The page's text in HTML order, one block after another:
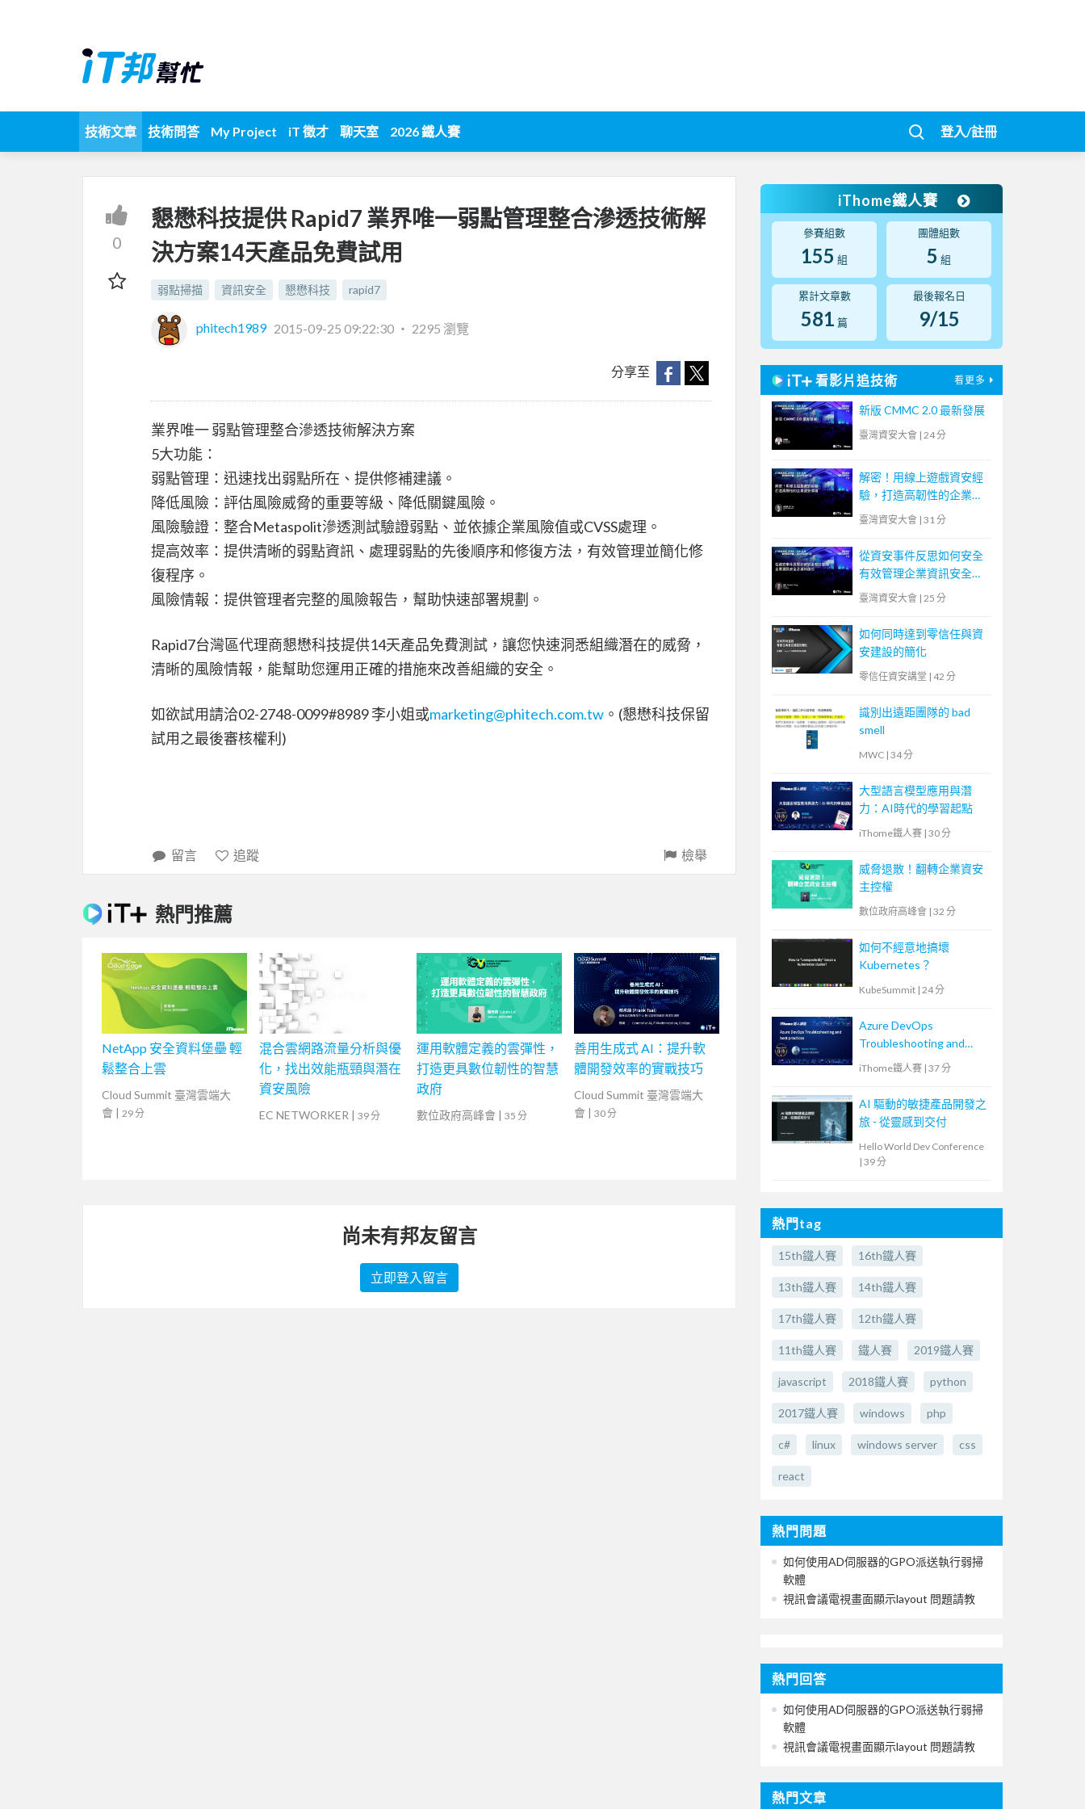
技術文章 技術問答 My Project iT 徵才 聊天室 2026 鐵人賽 登入/註冊
0
懇懋科技提供 Rapid7 業界唯一弱點管理整合滲透技術解
決方案14天產品免費試用
弱點掃描 資訊安全 懇懋科技 rapid7
phitech1989 2015-09-25 09:22:30 ‧ 2295 瀏覽
分享至
業界唯一 弱點管理整合滲透技術解決方案
5大功能：
弱點管理：迅速找出弱點所在、提供修補建議。
降低風險：評估風險威脅的重要等級、降低關鍵風險。
風險驗證：整合Metaspolit滲透測試驗證弱點、並依據企業風險值或CVSS處理。
提高效率：提供清晰的弱點資訊、處理弱點的先後順序和修復方法，有效管理並簡化修
復程序。
風險情報：提供管理者完整的風險報告，幫助快速部署規劃。
Rapid7台灣區代理商懇懋科技提供14天產品免費測試，讓您快速洞悉組織潛在的威脅，
清晰的風險情報，能幫助您運用正確的措施來改善組織的安全。
如欲試用請洽02-2748-0099#8989 李小姐或marketing@phitech.com.tw 。(懇懋科技保留
試用之最後審核權利)
留言 追蹤 檢舉
熱門推薦
NetApp 安全資料堡壘 輕
鬆整合上雲
Cloud Summit 臺灣雲端大
會 | 29 分
混合雲網路流量分析與優
化，找出效能瓶頸與潛在
資安風險
EC NETWORKER | 39 分
運用軟體定義的雲彈性，
打造更具數位韌性的智慧
政府
數位政府高峰會 | 35 分
善用生成式 AI：提升軟
體開發效率的實戰技巧
Cloud Summit 臺灣雲端大
會 | 30 分
尚未有邦友留言
立即登入留言
iThome鐵人賽
參賽組數
155 組
團體組數
5 組
累計文章數
581 篇
最後報名日
9/15
看影片追技術 看更多
新版 CMMC 2.0 最新發展
臺灣資安大會 | 24 分
解密！用線上遊戲資安經
驗，打造高韌性的企業資
安環境
臺灣資安大會 | 31 分
從資安事件反思如何安全
有效管理企業資訊安全及
資料備份
臺灣資安大會 | 25 分
如何同時達到零信任與資
安建設的簡化
零信任資安講堂 | 42 分
識別出遠距團隊的 bad
smell
MWC | 34 分
大型語言模型應用與潛
力：AI時代的學習起點
iThome鐵人賽 | 30 分
威脅退散！翻轉企業資安
主控權
數位政府高峰會 | 32 分
如何不經意地搞壞
Kubernetes？
KubeSummit | 24 分
Azure DevOps
Troubleshooting and
best practices
iThome鐵人賽 | 37 分
AI 驅動的敏捷產品開發之
旅 - 從靈感到交付
Hello World Dev Conference
| 39 分
熱門tag
15th鐵人賽 16th鐵人賽
13th鐵人賽 14th鐵人賽
17th鐵人賽 12th鐵人賽
11th鐵人賽 鐵人賽 2019鐵人賽
javascript 2018鐵人賽 python
2017鐵人賽 windows php
c# linux windows server css
react
熱門問題
如何使用AD伺服器的GPO派送執行弱掃
軟體
視訊會議電視畫面顯示layout 問題請教
熱門回答
如何使用AD伺服器的GPO派送執行弱掃
軟體
視訊會議電視畫面顯示layout 問題請教
熱門文章